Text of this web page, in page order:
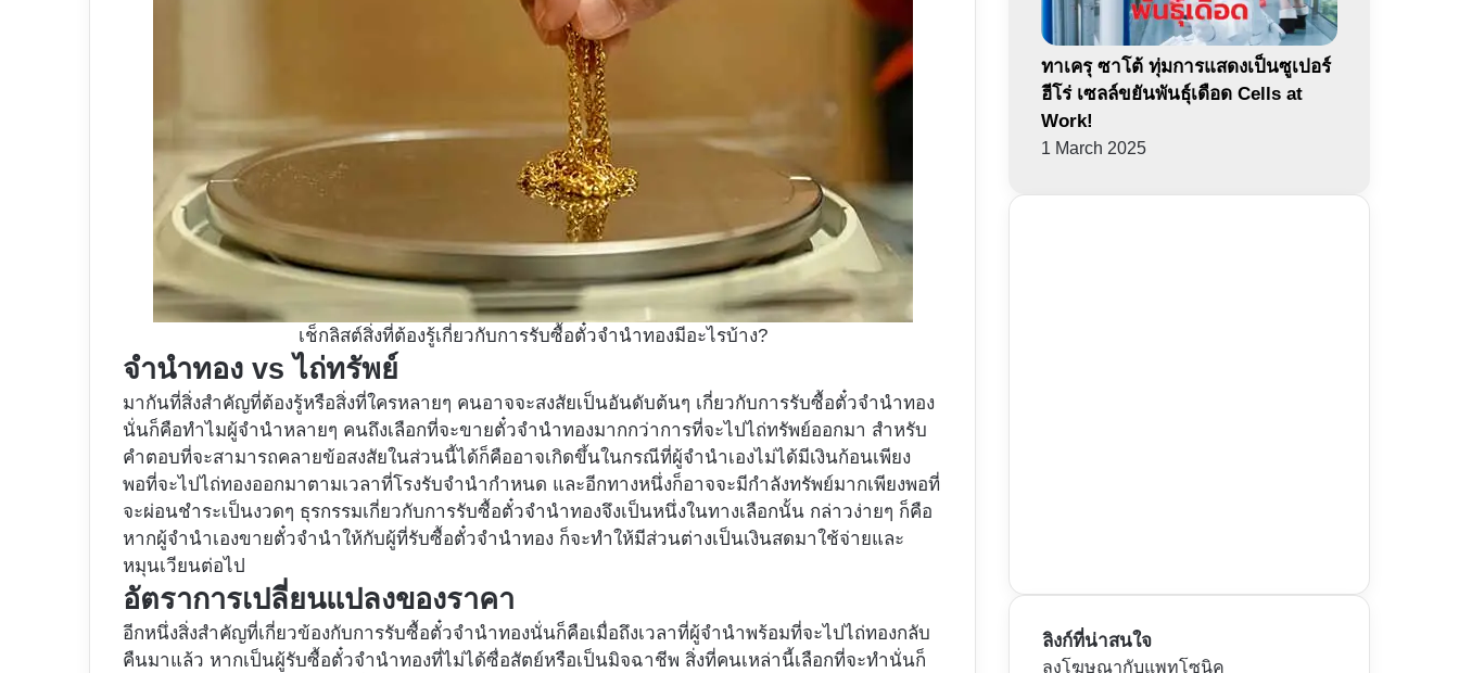
เช็กลิสต์สิ่งที่ต้องรู้เกี่ยวกับการรับซื้อตั๋วจำนำทองมีอะไรบ้าง?
จำนำทอง vs ไถ่ทรัพย์
มากันที่สิ่งสำคัญที่ต้องรู้หรือสิ่งที่ใครหลายๆ คนอาจจะสงสัยเป็นอันดับต้นๆ เกี่ยวกับการรับซื้อตั๋วจำนำทอง
นั่นก็คือทำไมผู้จำนำหลายๆ คนถึงเลือกที่จะขายตั๋วจำนำทองมากกว่าการที่จะไปไถ่ทรัพย์ออกมา สำหรับ
คำตอบที่จะสามารถคลายข้อสงสัยในส่วนนี้ได้ก็คืออาจเกิดขึ้นในกรณีที่ผู้จำนำเองไม่ได้มีเงินก้อนเพียง
พอที่จะไปไถ่ทองออกมาตามเวลาที่โรงรับจำนำกำหนด และอีกทางหนึ่งก็อาจจะมีกำลังทรัพย์มากเพียงพอที่
จะผ่อนชำระเป็นงวดๆ ธุรกรรมเกี่ยวกับการรับซื้อตั๋วจำนำทองจึงเป็นหนึ่งในทางเลือกนั้น กล่าวง่ายๆ ก็คือ
หากผู้จำนำเองขายตั๋วจำนำให้กับผู้ที่รับซื้อตั๋วจำนำทอง ก็จะทำให้มีส่วนต่างเป็นเงินสดมาใช้จ่ายและ
หมุนเวียนต่อไป
อัตราการเปลี่ยนแปลงของราคา
อีกหนึ่งสิ่งสำคัญที่เกี่ยวข้องกับการรับซื้อตั๋วจำนำทองนั่นก็คือเมื่อถึงเวลาที่ผู้จำนำพร้อมที่จะไปไถ่ทองกลับ
คืนมาแล้ว หากเป็นผู้รับซื้อตั๋วจำนำทองที่ไม่ได้ซื่อสัตย์หรือเป็นมิจฉาชีพ สิ่งที่คนเหล่านี้เลือกที่จะทำนั่นก็
ทาเครุ ซาโต้ ทุ่มการแสดงเป็นซูเปอร์
ฮีโร่ เซลล์ขยันพันธุ์เดือด Cells at
Work!
1 March 2025
ลิงก์ที่น่าสนใจ
ลงโฆษณากับแพทโซนิค